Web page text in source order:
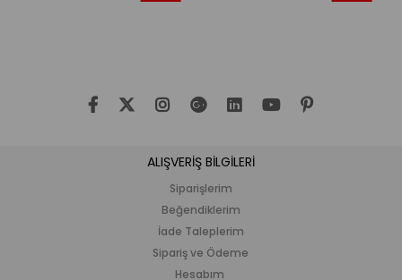
ALIŞVERİŞ BİLGİLERİ
Siparişlerim
Beğendiklerim
İade Taleplerim
Sipariş ve Ödeme
Hesabım